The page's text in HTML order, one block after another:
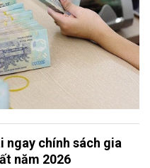
ngay chính sách gia
năm 2026